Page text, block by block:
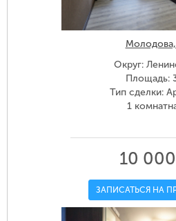
Округ:
Площадь:
Тип сделки:
1
10
ЗАПИСАТЬСЯ НА